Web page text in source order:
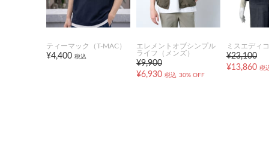
ティーマック（T-MAC）
¥4,400 税込
エレメントオブシンプル
ライフ（メンズ）
¥9,900
¥6,930 税込 30% OFF
ミスエディ
¥23,100
¥13,860 税